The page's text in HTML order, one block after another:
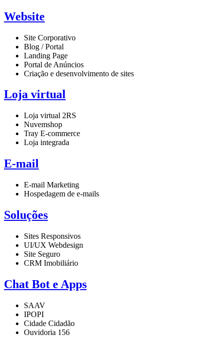
Website
Site Corporativo
Blog / Portal
Landing Page
Portal de Anúncios
Criação e desenvolvimento de sites
Loja virtual
Loja virtual 2RS
Nuvemshop
Tray E-commerce
Loja integrada
E-mail
E-mail Marketing
Hospedagem de e-mails
Soluções
Sites Responsivos
UI/UX Webdesign
Site Seguro
CRM Imobiliário
Chat Bot e Apps
SAAV
IPOPI
Cidade Cidadão
Ouvidoria 156